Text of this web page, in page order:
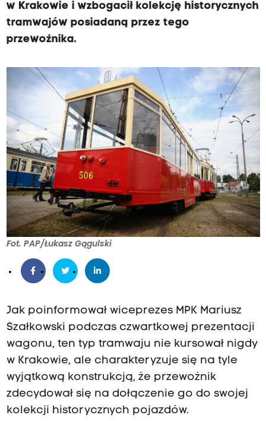
w Krakowie i wzbogacił kolekcję historycznych
tramwajów posiadaną przez tego
przewoźnika.
Fot. PAP/Łukasz Gągulski
Jak poinformował wiceprezes MPK Mariusz
Szałkowski podczas czwartkowej prezentacji
wagonu, ten typ tramwaju nie kursował nigdy
w Krakowie, ale charakteryzuje się na tyle
wyjątkową konstrukcją, że przewoźnik
zdecydował się na dołączenie go do swojej
kolekcji historycznych pojazdów.